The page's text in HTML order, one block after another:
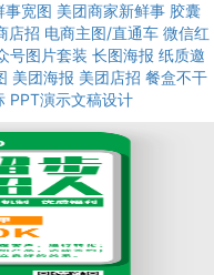
事宽图 美团商家新鲜事 胶囊
店招 电商主图/直通车 微信红
号图片套装 长图海报 纸质邀
美团海报 美团店招 餐盒不干
PPT演示文稿设计